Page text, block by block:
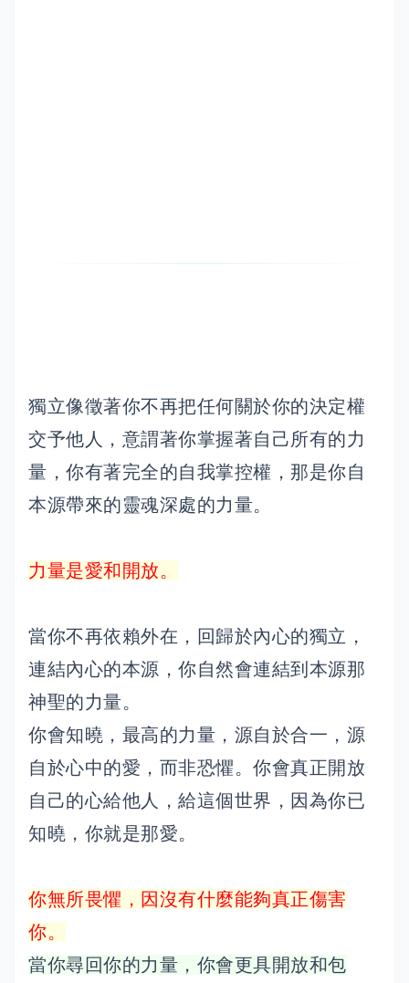
獨立像徵著你不再把任何關於你的決定權
交予他人，意謂著你掌握著自己所有的力
量，你有著完全的自我掌控權，那是你自
本源帶來的靈魂深處的力量。
力量是愛和開放。
當你不再依賴外在，回歸於內心的獨立，
連結內心的本源，你自然會連結到本源那
神聖的力量。
你會知曉，最高的力量，源自於合一，源
自於心中的愛，而非恐懼。你會真正開放
自己的心給他人，給這個世界，因為你已
知曉，你就是那愛。
你無所畏懼，因沒有什麼能夠真正傷害
你。
當你尋回你的力量，你會更具開放和包